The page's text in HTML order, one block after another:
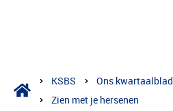
KSBS Ons kwartaalblad
Zien met je hersenen